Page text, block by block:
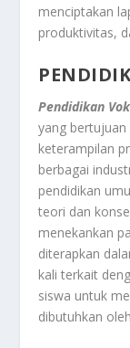
menciptakan
produktivitas,
Pendidikan
yang
keterampilan
berbagai
pendidikan
teori dan
menekankan
diterapkan
kali terkait
siswa untuk
dibutuhkan